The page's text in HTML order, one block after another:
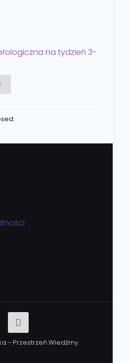
na tydzień 3-
- Przestrzeń Wiedźmy